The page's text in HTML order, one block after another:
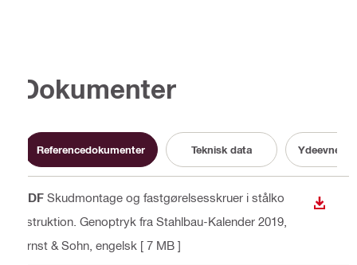
Dokumenter
Referencedokumenter Teknisk data
PDF Skudmontage og fastgørelsesskruer i stålko
nstruktion. Genoptryk fra Stahlbau-Kalender 2019,
Ernst & Sohn , engelsk [ 7 MB ]